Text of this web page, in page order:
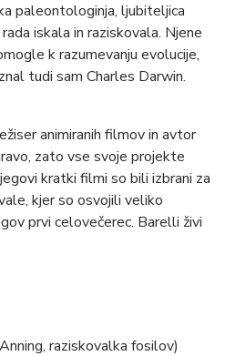
paleontologinja, ljubiteljica
iskala in raziskovala. Njene
k razumevanju evolucije,
tudi sam Charles Darwin.
animiranih filmov in avtor
zato vse svoje projekte
kratki filmi so bili izbrani za
kjer so osvojili veliko
prvi celovečerec. Barelli živi
raziskovalka fosilov)